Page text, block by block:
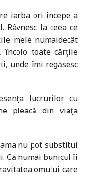
iarba ori începe a
Râvnesc la ceea ce
mele numaidecât
încolo toate cărţile
unde îmi regăsesc
lucrurilor cu
pleacă din viaţa
nu pot substitui
Că numai bunicul îi
omului care